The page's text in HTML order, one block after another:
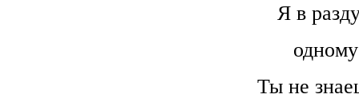
Я в
Ты не